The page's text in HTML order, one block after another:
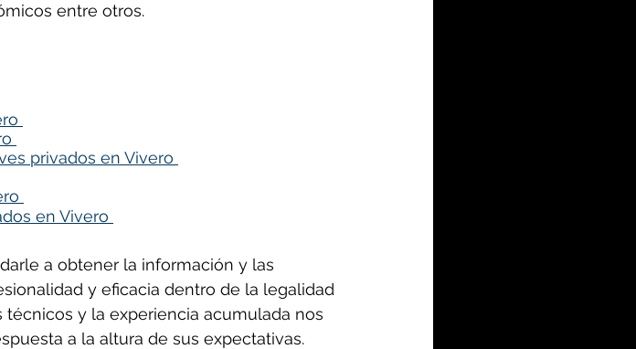
entre otros.
privados en Vivero
en Vivero
a obtener la información y las
y eficacia dentro de la legalidad
y la experiencia acumulada nos
a la altura de sus expectativas.